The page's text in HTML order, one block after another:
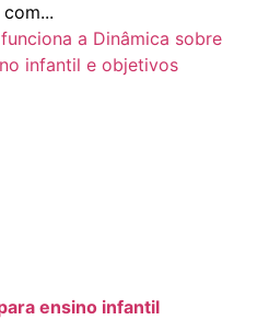
ensino infantil